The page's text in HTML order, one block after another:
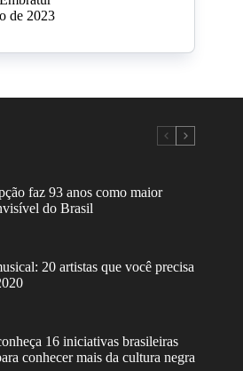
de 2023
faz 93 anos como maior
do Brasil
20 artistas que você precisa
16 iniciativas brasileiras
conhecer mais da cultura negra